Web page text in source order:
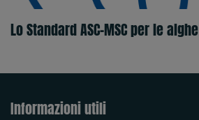
Lo Standard ASC-MSC per le alghe
Informazioni utili